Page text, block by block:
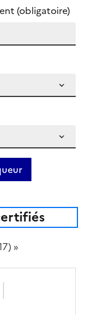
(obligatoire)
»